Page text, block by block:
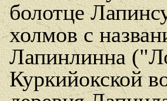
болотце
холмов с
Лапинлинна
Куркийокской